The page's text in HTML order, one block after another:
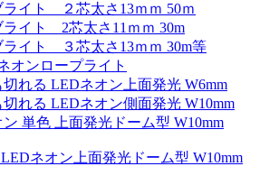
ライト ２芯太さ13ｍｍ 50ｍ
ライト 2芯太さ11ｍｍ 30m
ライト ３芯太さ13ｍｍ 30m等
オンロープライト
れる LEDネオン上面発光 W6mm
れる LEDネオン側面発光 W10mm
単色 上面発光ドーム型 W10mm
ネオン上面発光ドーム型 W10mm